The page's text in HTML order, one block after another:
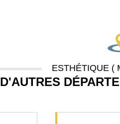
ESTHÉTIQUE (
D'AUTRES